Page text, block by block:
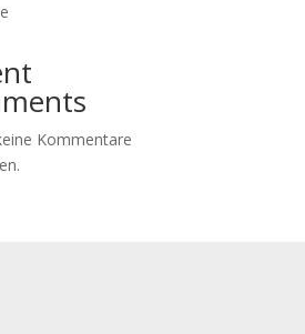
Kommentare